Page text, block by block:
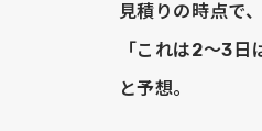
見積りの時点で、
「これは2〜3日
と予想。